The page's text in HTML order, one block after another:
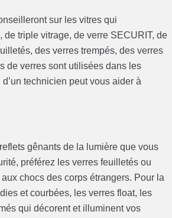
sur les vitres qui
de triple vitrage, de verre SECURIT, de
des verres trempés, des verres
de verres sont utilisées dans les
technicien peut vous aider à
gênants de la lumière que vous
préférez les verres feuilletés ou
chocs des corps étrangers. Pour la
et courbées, les verres float, les
qui décorent et illuminent vos